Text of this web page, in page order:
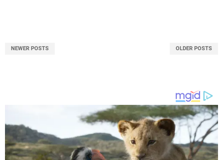
NEWER POSTS OLDER POSTS